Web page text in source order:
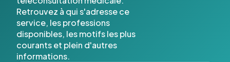
Retrouvez à qui s'adresse ce
service, les professions
disponibles, les motifs les plus
courants et plein d'autres
informations.